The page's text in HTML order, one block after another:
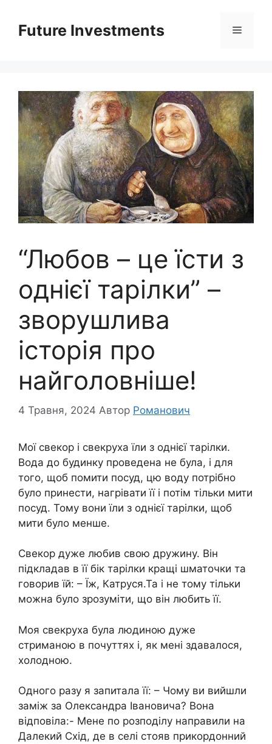
вмістуFuture Investments Меню
“Любов – це їсти з
однієї тарілки” –
зворушлива
історія про
найголовніше!
4 Травня, 2024 Автор Романович
Мої свекор і свекруха їли з однієї тарілки.
Вода до будинку проведена не була, і для
того, щоб помити посуд, цю воду потрібно
було принести, нагрівати її і потім тільки мити
посуд. Тому вони їли з однієї тарілки, щоб
мити було менше.
Свекор дуже любив свою дружину. Він
підкладав в її бік тарілки кращі шматочки та
говорив їй: – Їж, Катруся.Та і не тому тільки
можна було зрозуміти, що він любить її.
Моя свекруха була людиною дуже
стриманою в почуттях і, як мені здавалося,
холодною.
Одного разу я запитала її: – Чому ви вийшли
заміж за Олександра Івановича? Вона
відповіла:- Мене по розподілу направили на
Далекий Схід, де в селі стояв прикордонний